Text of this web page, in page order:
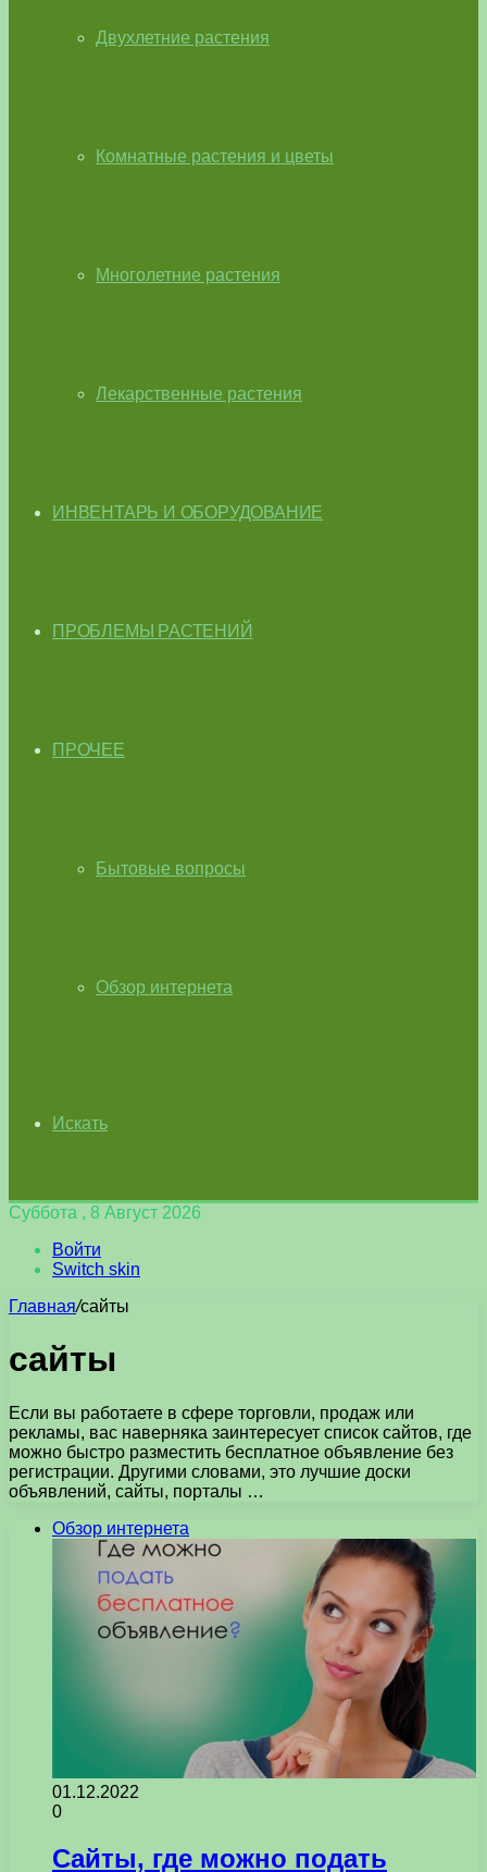
Двухлетние растения
Комнатные растения и цветы
Многолетние растения
Лекарственные растения
ИНВЕНТАРЬ И ОБОРУДОВАНИЕ
ПРОБЛЕМЫ РАСТЕНИЙ
ПРОЧЕЕ
Бытовые вопросы
Обзор интернета
Искать
Суббота , 8 Август 2026
Войти
Switch skin
Главная/сайты
сайты
Если вы работаете в сфере торговли, продаж или
рекламы, вас наверняка заинтересует список сайтов, где
можно быстро разместить бесплатное объявление без
регистрации. Другими словами, это лучшие доски
объявлений, сайты, порталы …
Обзор интернета
01.12.2022
0
Сайты, где можно подать